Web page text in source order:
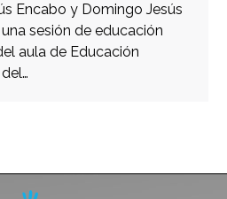
Encabo y Domingo Jesús
sesión de educación
aula de Educación